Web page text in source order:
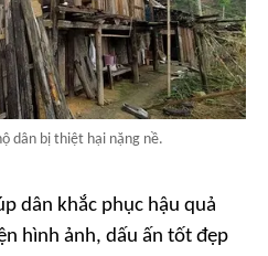
dân bị thiệt hại nặng nề.
dân khắc phục hậu quả
hình ảnh, dấu ấn tốt đẹp